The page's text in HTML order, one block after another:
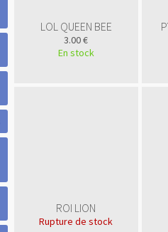
LOL QUEEN BEE
3.00 €
En stock
ROI LION
Rupture de stock